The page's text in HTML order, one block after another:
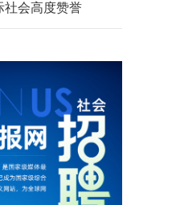
社会高度赞誉